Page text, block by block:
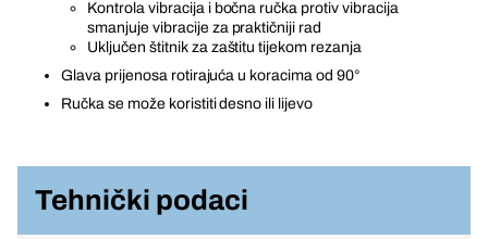
Kontrola vibracija i bočna ručka protiv vibracija
smanjuje vibracije za praktičniji rad
Uključen štitnik za zaštitu tijekom rezanja
Glava prijenosa rotirajuća u koracima od 90°
Ručka se može koristiti desno ili lijevo
Tehnički podaci